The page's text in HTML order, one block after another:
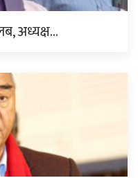
अध्यक्ष…